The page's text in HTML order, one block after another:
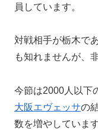
員しています。
対戦相手が栃木で
も知れませんが、
今節は2000人以下
大阪エヴェッサの
数を増やしていま